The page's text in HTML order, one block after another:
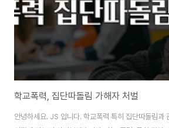
학교폭력, 집단따돌림 가해자 처벌
안녕하세요. JS 입니다. 학교폭력 특히 집단따돌림과